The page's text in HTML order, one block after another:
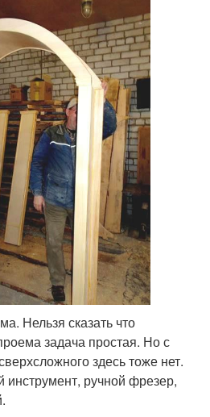
Нельзя сказать что
задача простая. Но с
здесь тоже нет.
инструмент, ручной фрезер,